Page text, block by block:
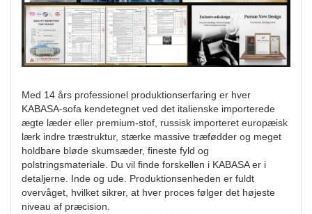
Med 14 års professionel produktionserfaring er hver
KABASA-sofa kendetegnet ved det italienske importerede
ægte læder eller premium-stof, russisk importeret europæisk
lærk indre træstruktur, stærke massive træfødder og meget
holdbare bløde skumsæder, fineste fyld og
polstringsmateriale. Du vil finde forskellen i KABASA er i
detaljerne. Inde og ude. Produktionsenheden er fuldt
overvåget, hvilket sikrer, at hver proces følger det højeste
niveau af præcision.